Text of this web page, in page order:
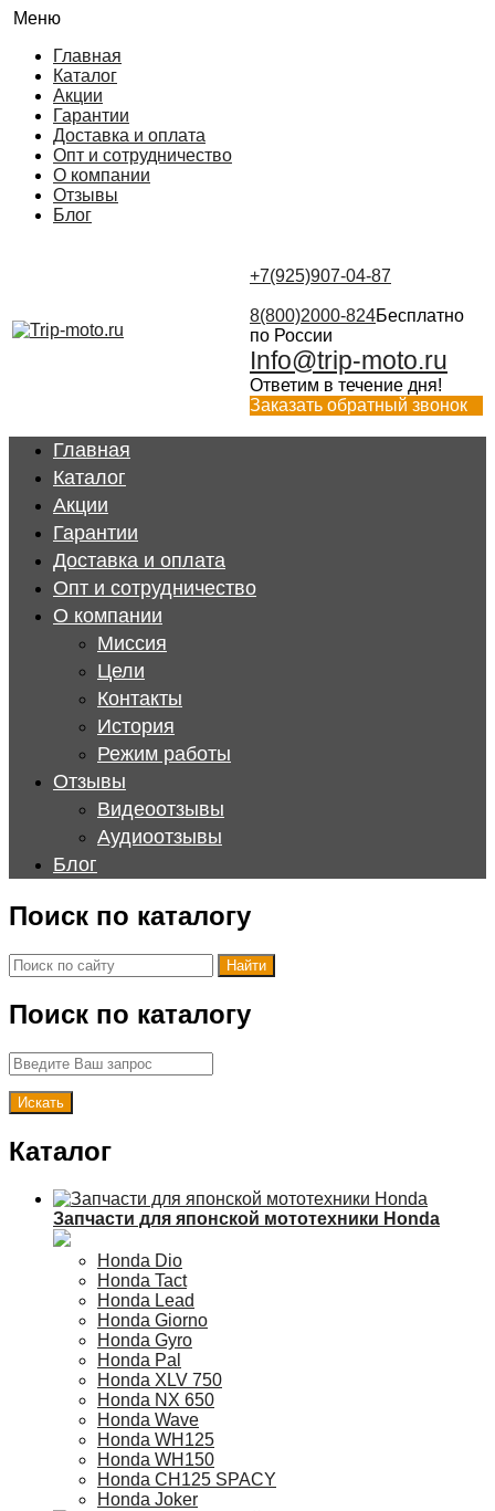
Меню
Главная
Каталог
Акции
Гарантии
Доставка и оплата
Опт и сотрудничество
О компании
Отзывы
Блог
+7(925)907-04-87
8(800)2000-824Бесплатно
по России
Info@trip-moto.ru
Ответим в течение дня!
Заказать обратный звонок
Главная
Каталог
Акции
Гарантии
Доставка и оплата
Опт и сотрудничество
О компании
Миссия
Цели
Контакты
История
Режим работы
Отзывы
Видеоотзывы
Аудиоотзывы
Блог
Поиск по каталогу
Поиск по каталогу
Каталог
Запчасти для японской мототехники Honda
Honda Dio
Honda Tact
Honda Lead
Honda Giorno
Honda Gyro
Honda Pal
Honda XLV 750
Honda NX 650
Honda Wave
Honda WH125
Honda WH150
Honda CH125 SPACY
Honda Joker